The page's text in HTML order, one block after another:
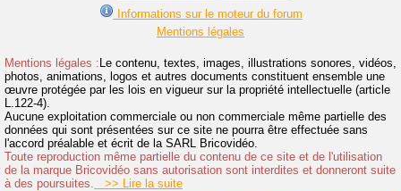
Informations sur le moteur du forum
Mentions légales
Mentions légales :Le contenu, textes, images, illustrations sonores, vidéos,
photos, animations, logos et autres documents constituent ensemble une
œuvre protégée par les lois en vigueur sur la propriété intellectuelle (article
L.122-4).
Aucune exploitation commerciale ou non commerciale même partielle des
données qui sont présentées sur ce site ne pourra être effectuée sans
l'accord préalable et écrit de la SARL Bricovidéo.
Toute reproduction même partielle du contenu de ce site et de l'utilisation
de la marque Bricovidéo sans autorisation sont interdites et donneront suite
à des poursuites.
>> Lire la suite